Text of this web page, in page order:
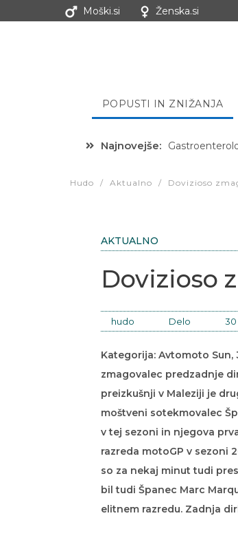
Moški.si Ženska.si
POPUSTI IN ZNIŽANJA
Najnovejše:
Hudo / Aktualno / Dovizioso
AKTUALNO
Dovizioso
hudo Delo 30
Kategorija: Avtomoto Sun,
zmagovalec predzadnje
preizkušnji v Maleziji je
moštveni sotekmovalec
v tej sezoni in njegova
razreda motoGP v sezoni
so za nekaj minut tudi
bil tudi Španec Marc
elitnem razredu. Zadnja